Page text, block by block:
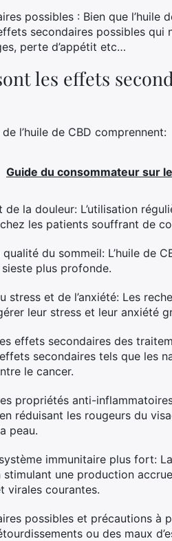
possibles : Bien que
secondaires possibles qui
perte d’appétit etc…
les effets
l’huile de CBD comprennent:
Guide du consommateur sur
de la douleur: L’utilisation
les patients souffrant de
du sommeil: L’huile de
plus profonde.
stress et de l’anxiété: Les
leur stress et leur anxiété
effets secondaires des
secondaires tels que les
le cancer.
propriétés anti-
réduisant les rougeurs du
peau.
immunitaire plus fort:
stimulant une production
virales courantes.
possibles et précautions à
ou des maux